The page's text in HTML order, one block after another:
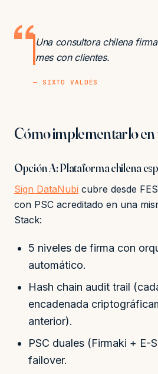
Una consultora chilena
mes con clientes.
— SIXTO VALDÉS
Cómo implementarlo en
Opción A: Plataforma chilena
Sign DataNubi cubre desde
con PSC acreditado en una
Stack:
5 niveles de firma con
automático.
Hash chain audit trail
encadenada
anterior).
PSC duales (Firmaki + E-
failover.